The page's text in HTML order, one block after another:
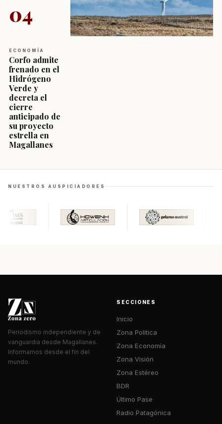
04
ECONOMÍA
Corfo admite
frenado en el
Hidrógeno
Verde y
decreta el
cierre
anticipado de
su proyecto
estrella en
Magallanes
NUESTROS AUSPICIADORES
Periodismo independiente y de
vanguardia desde Magallanes.
Informamos desde el fin del
mundo.
SECCIONES
Inicio
Zona Política
Zona Economía
Zona Visión
Zona Estéreo
BDR
Último Pase
Radio Patagónica